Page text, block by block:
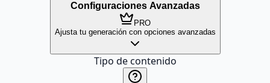
Configuraciones Avanzadas
PRO
Ajusta tu generación con opciones avanzadas
Tipo de contenido